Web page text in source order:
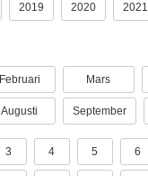
2019 2020 2021
Februari Mars
Augusti September
3 4 5 6